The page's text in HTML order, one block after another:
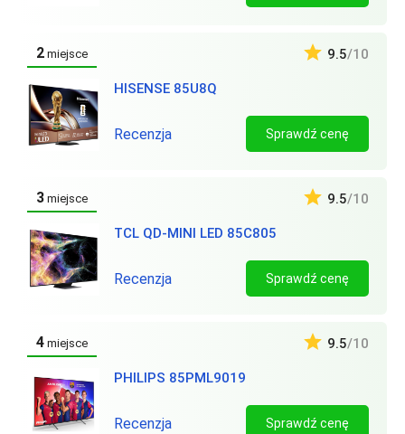
2 miejsce
HISENSE 85U8Q
9.5/10
Recenzja Sprawdź cenę
3 miejsce
TCL QD-MINI LED 85C805
9.5/10
Recenzja Sprawdź cenę
4 miejsce
PHILIPS 85PML9019
9.5/10
Recenzja Sprawdź cenę